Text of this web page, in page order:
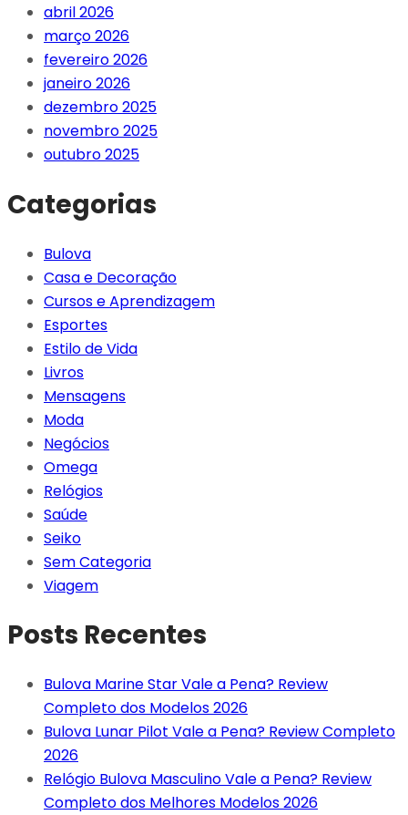
abril 2026
março 2026
fevereiro 2026
janeiro 2026
dezembro 2025
novembro 2025
outubro 2025
Categorias
Bulova
Casa e Decoração
Cursos e Aprendizagem
Esportes
Estilo de Vida
Livros
Mensagens
Moda
Negócios
Omega
Relógios
Saúde
Seiko
Sem Categoria
Viagem
Posts Recentes
Bulova Marine Star Vale a Pena? Review
Completo dos Modelos 2026
Bulova Lunar Pilot Vale a Pena? Review Completo
2026
Relógio Bulova Masculino Vale a Pena? Review
Completo dos Melhores Modelos 2026